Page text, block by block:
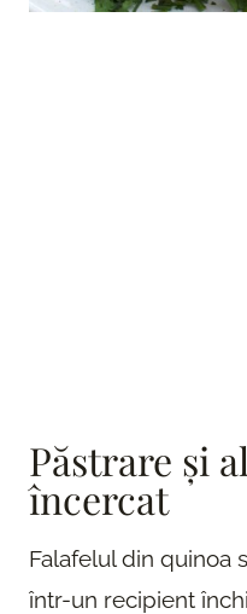
Păstrare și
încercat
Falafelul din quinoa
într-un recipient